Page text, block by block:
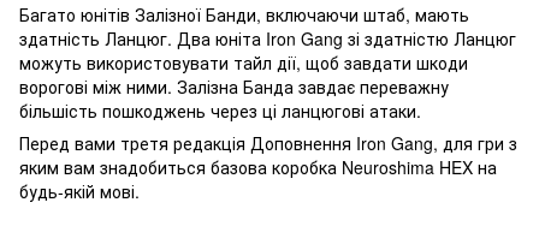
Багато юнітів Залізної Банди, включаючи штаб, мають
здатність Ланцюг. Два юніта Iron Gang зі здатністю Ланцюг
можуть використовувати тайл дії, щоб завдати шкоди
ворогові між ними. Залізна Банда завдає переважну
більшість пошкоджень через ці ланцюгові атаки.
Перед вами третя редакція Доповнення Iron Gang, для гри з
яким вам знадобиться базова коробка Neuroshima HEX на
будь-якій мові.